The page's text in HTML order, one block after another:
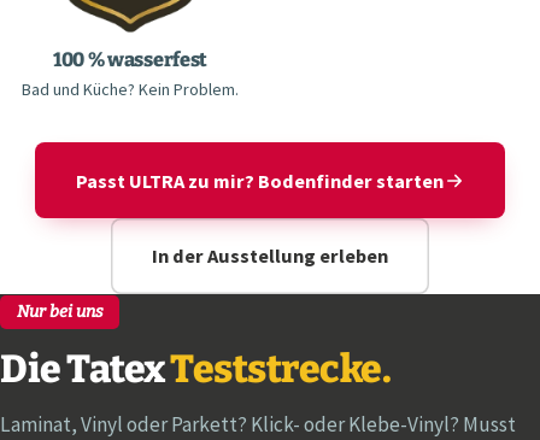
100 % wasserfest
Bad und Küche? Kein Problem.
Passt ULTRA zu mir? Bodenfinder starten
In der Ausstellung erleben
Nur bei uns
Die TatexTeststrecke.
Laminat, Vinyl oder Parkett? Klick- oder Klebe-Vinyl? Musst